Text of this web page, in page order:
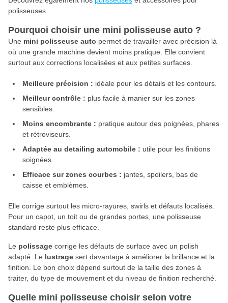
polisseuses.
Pourquoi choisir une mini polisseuse auto ?
Une mini polisseuse auto permet de travailler avec précision là
où une grande machine devient moins pratique. Elle convient
surtout aux corrections localisées et aux petites surfaces.
Meilleure précision : idéale pour les détails et les contours.
Meilleur contrôle : plus facile à manier sur les zones
sensibles.
Moins encombrante : pratique autour des poignées, phares
et rétroviseurs.
Adaptée au detailing automobile : utile pour les finitions
soignées.
Efficace sur zones courbes : jantes, spoilers, bas de
caisse et emblèmes.
Elle corrige surtout les micro-rayures, swirls et défauts localisés.
Pour un capot, un toit ou de grandes portes, une polisseuse
standard reste plus efficace.
Le polissage corrige les défauts de surface avec un polish
adapté. Le lustrage sert davantage à améliorer la brillance et la
finition. Le bon choix dépend surtout de la taille des zones à
traiter, du type de mouvement et du niveau de finition recherché.
Quelle mini polisseuse choisir selon votre